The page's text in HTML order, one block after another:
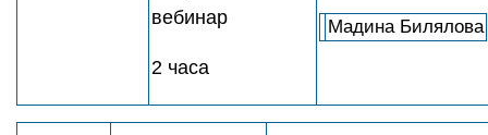
вебинар
2 часа
Мадина Билялова